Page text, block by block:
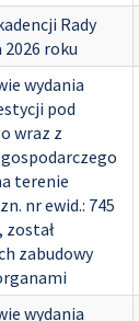
Rady
roku
wydania
pod
wraz z
terenie
nr ewid.: 745
został
zabudowy
wydania